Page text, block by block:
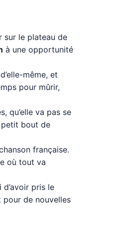
sur le plateau de
à une opportunité
même, et
pour mûrir,
qu’elle va pas se
petit bout de
française.
où tout va
pris le
pour de nouvelles